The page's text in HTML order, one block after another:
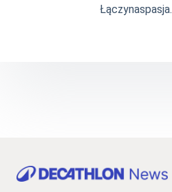
Łączynaspasja.